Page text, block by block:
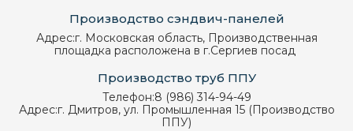
Производство сэндвич-панелей
Адрес:г. Московская область, Производственная
площадка расположена в г.Сергиев посад
Производство труб ППУ
Телефон:8 (986) 314-94-49
Адрес:г. Дмитров, ул. Промышленная 15 (Производство
ППУ)